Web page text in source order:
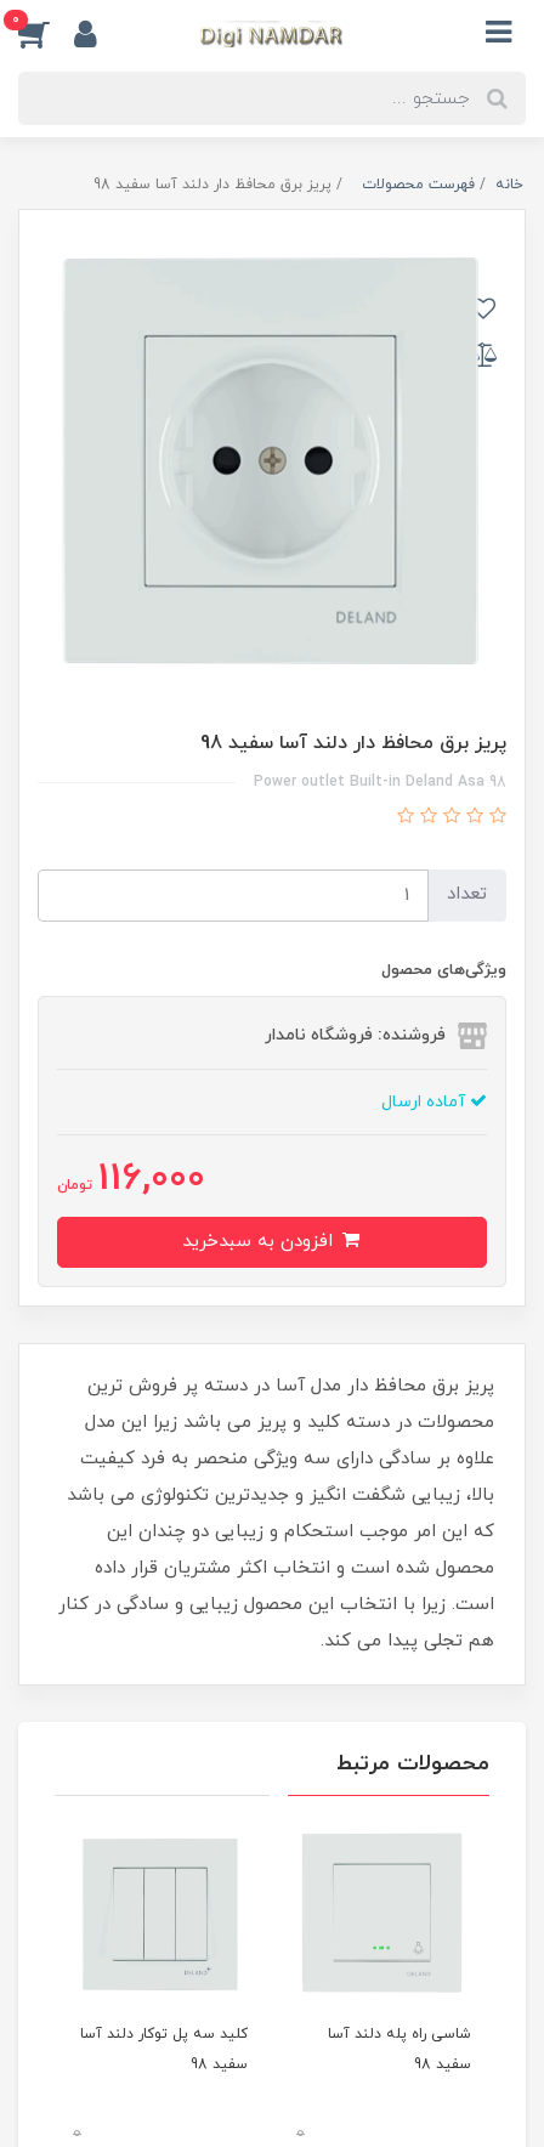
0
خانه فهرست محصولات پریز برق محافظ دار دلند آسا سفید 98
پریز برق محافظ دار دلند آسا سفید 98
Power outlet Built-in Deland Asa 98
تعداد
ویژگی‌های محصول
فروشنده: فروشگاه نامدار
آماده ارسال
116,000 تومان
پریز برق محافظ دار مدل آسا در دسته پر فروش ترین
محصولات در دسته کلید و پریز می باشد زیرا این مدل
علاوه بر سادگی دارای سه ویژگی منحصر به فرد کیفیت
بالا، زیبایی شگفت انگیز و جدیدترین تکنولوژی می باشد
که این امر موجب استحکام و زیبایی دو چندان این
محصول شده است و انتخاب اکثر مشتریان قرار داده
است. زیرا با انتخاب این محصول زیبایی و سادگی در کنار
هم تجلی پیدا می کند.
محصولات مرتبط
شاسی راه پله دلند آسا
سفید 98
0
کلید سه پل توکار دلند آسا
سفید 98
0